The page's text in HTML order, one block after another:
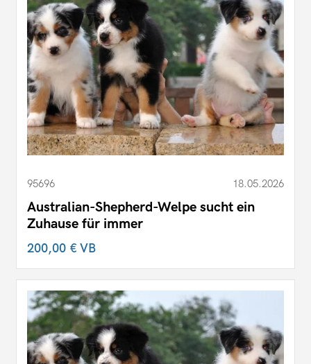
95696 18.05.2026
Australian-Shepherd-Welpe sucht ein
Zuhause für immer
200,00 €VB